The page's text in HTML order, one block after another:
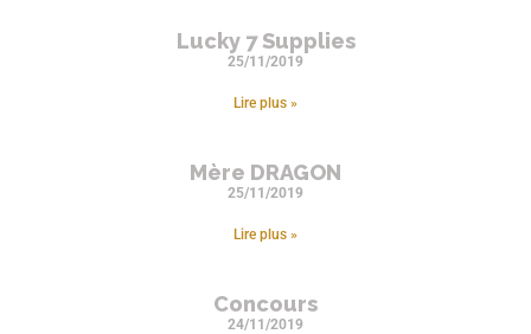
Lucky 7 Supplies
25/11/2019
Lire plus »
Mère DRAGON
25/11/2019
Lire plus »
Concours
24/11/2019